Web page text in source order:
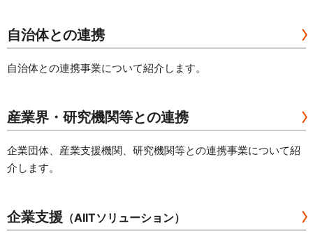
アクセス
お問い合わせ
ご寄附のお願い
自治体との連携
自治体との連携事業について紹介します。
産業界・研究機関等との連携
企業団体、産業支援機関、研究機関等との連携事業について紹
介します。
企業支援 （AIITソリューション）